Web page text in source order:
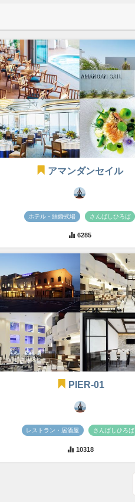
アマンダンセイル
ホテル・結婚式場 さんばしひろば
6285
PIER-01
レストラン・居酒屋 さんばしひろば
10318